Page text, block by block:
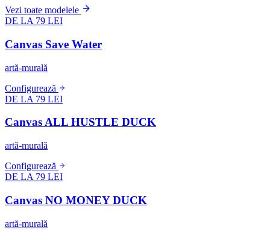
Vezi toate modelele
DE LA 79 LEI
Canvas Save Water
artă-murală
Configurează
DE LA 79 LEI
Canvas ALL HUSTLE DUCK
artă-murală
Configurează
DE LA 79 LEI
Canvas NO MONEY DUCK
artă-murală